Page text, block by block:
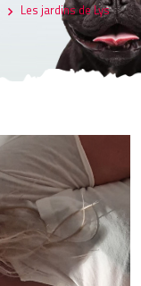
Les jardins de Lys